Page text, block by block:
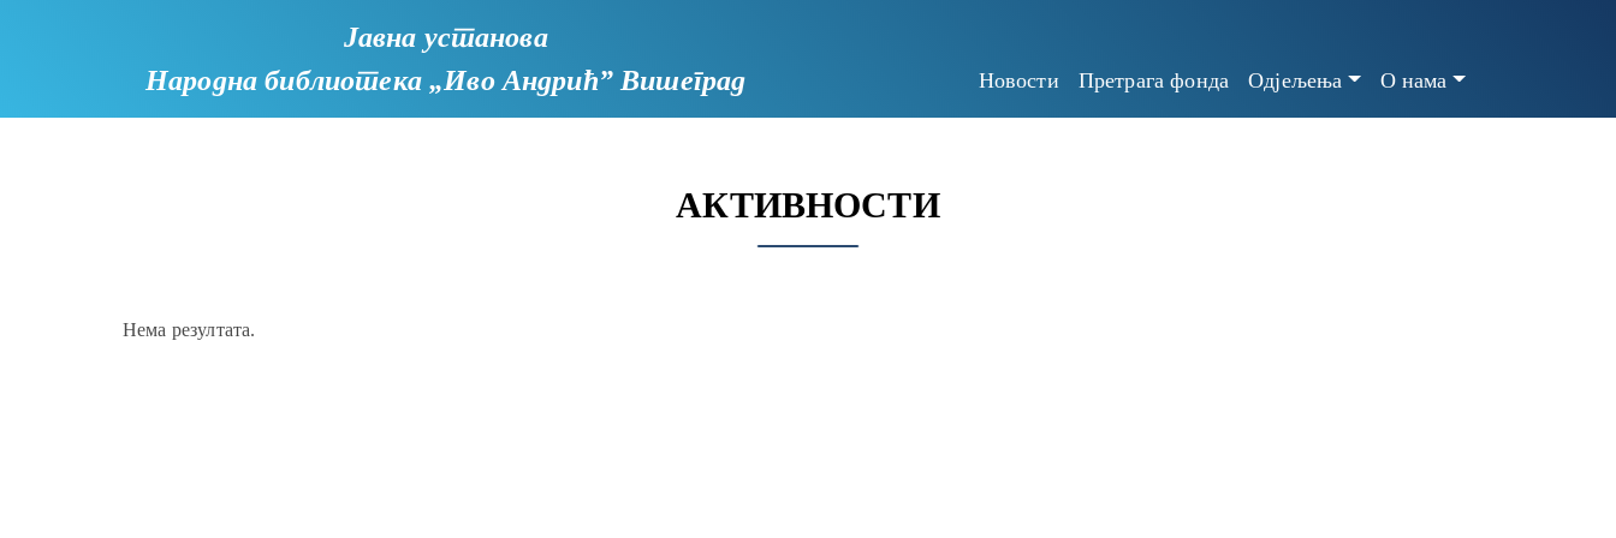
Јавна установа
Народна библиотека„Иво Андрић”Вишеград Новости Претрага фонда Одјељења О нама
АКТИВНОСТИ
Нема резултата.